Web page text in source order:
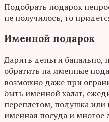
Подобрать подарок
не получилось, то
Именной подарок
Дарить деньги банально,
обратить на именные
возможно даже при
быть именной халат,
переплетом, подушка или
именная посуда и многое